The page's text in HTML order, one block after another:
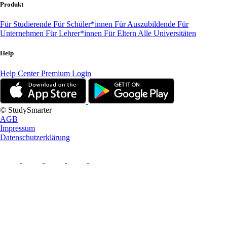
Produkt
Für Studierende Für Schüler*innen Für Auszubildende Für
Unternehmen Für Lehrer*innen Für Eltern Alle Universitäten
Help
Help CenterPremium Login
© StudySmarter
AGB
Impressum
Datenschutzerklärung